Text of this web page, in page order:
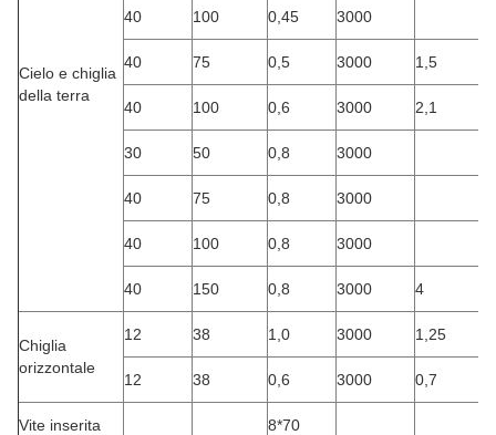
Cielo e chiglia
della terra
40 100 0,45 3000
40 75 0,5 3000 1,5
40 100 0,6 3000 2,1
30 50 0,8 3000
40 75 0,8 3000
40 100 0,8 3000
40 150 0,8 3000 4
Chiglia
orizzontale
12 38 1,0 3000 1,25
12 38 0,6 3000 0,7
Vite inserita
8*70